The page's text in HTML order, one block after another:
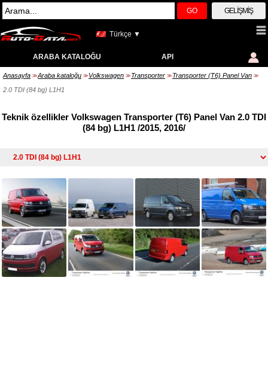
GO GELIŞMIŞ
Türkçe ▼
ARABA KATALOĞU API
Anasayfa >> Araba kataloğu >> Volkswagen >> Transporter >> Transporter (T6) Panel Van >>
2.0 TDI (84 bg) L1H1
Teknik özellikler Volkswagen Transporter (T6) Panel Van 2.0 TDI
(84 bg) L1H1 /2015, 2016/